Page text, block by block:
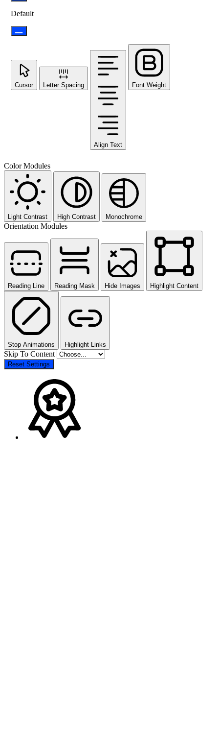
Default
Cursor Letter Spacing
Align Text
Font Weight
Color Modules
Light Contrast High Contrast Monochrome
Orientation Modules
Reading Line Reading Mask Hide Images Highlight Content
Stop Animations Highlight Links
Skip To Content
Reset Settings